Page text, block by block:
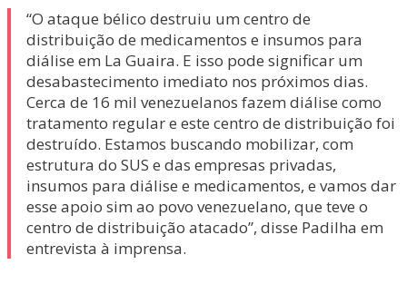
“O ataque bélico destruiu um centro de
distribuição de medicamentos e insumos para
diálise em La Guaira. E isso pode significar um
desabastecimento imediato nos próximos dias.
Cerca de 16 mil venezuelanos fazem diálise como
tratamento regular e este centro de distribuição foi
destruído. Estamos buscando mobilizar, com
estrutura do SUS e das empresas privadas,
insumos para diálise e medicamentos, e vamos dar
esse apoio sim ao povo venezuelano, que teve o
centro de distribuição atacado”, disse Padilha em
entrevista à imprensa.